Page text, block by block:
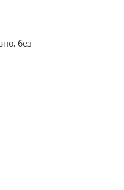
без